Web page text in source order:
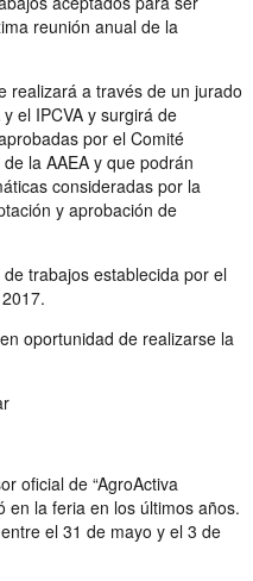
reunión anual de la
realizará a través de un jurado
el IPCVA y surgirá de
por el Comité
la AAEA y que podrán
consideradas por la
y aprobación de
trabajos establecida por el
oportunidad de realizarse la
oficial de “AgroActiva
en la feria en los últimos años.
el 31 de mayo y el 3 de